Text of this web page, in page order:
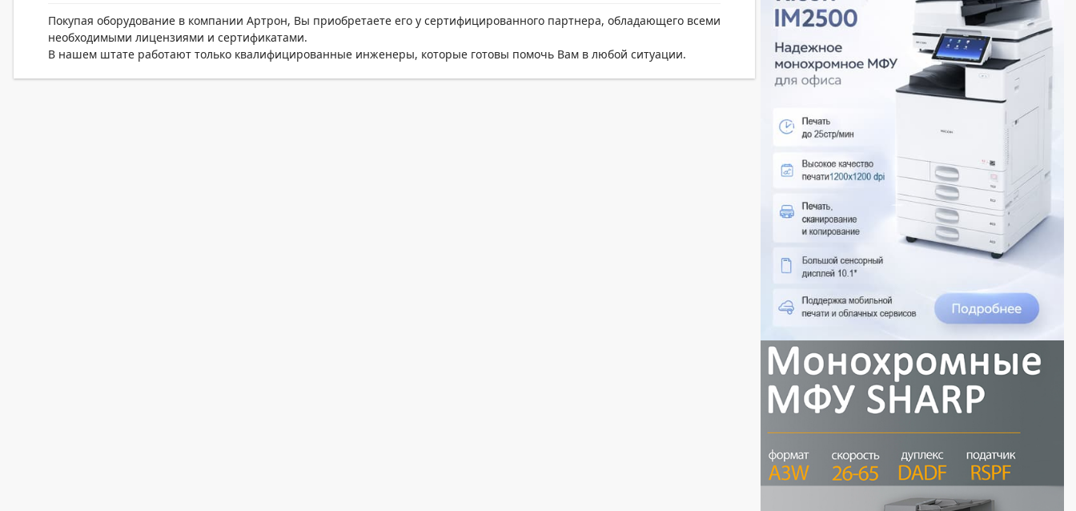
Покупая оборудование в компании Артрон, Вы приобретаете его у сертифицированного партнера, обладающего всеми
необходимыми лицензиями и сертификатами.
В нашем штате работают только квалифицированные инженеры, которые готовы помочь Вам в любой ситуации.